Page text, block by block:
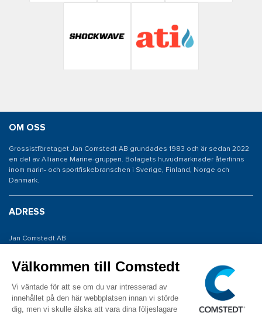
OM OSS
Grossistföretaget Jan Comstedt AB grundades 1983 och är sedan 2022
en del av Alliance Marine-gruppen. Bolagets huvudmarknader återfinns
inom marin- och sportfiskebranschen i Sverige, Finland, Norge och
Danmark.
ADRESS
Jan Comstedt AB
426 53 Västra Frölunda
KONTAKTA OSS